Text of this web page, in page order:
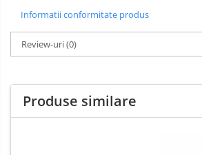
Informatii conformitate produs
Review-uri(0)
Produse similare